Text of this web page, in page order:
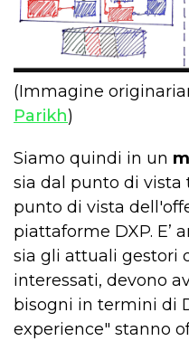
(Immagine
Parikh)
Siamo quindi in un
sia dal punto di vista
punto di vista
piattaforme DXP. E’
sia gli attuali gestori
interessati, devono
bisogni in termini di
experience" stanno